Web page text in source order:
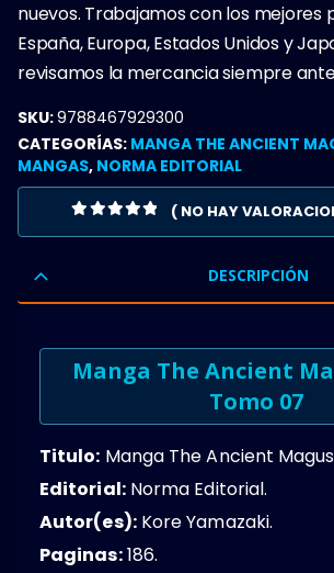
nuevos. Trabajamos con los mejores
España, Europa, Estados Unidos y
revisamos la mercancia siempre
SKU:9788467929300
CATEGORÍAS: MANGA THE ANCIENT
MANGAS, NORMA EDITORIAL
( NO HAY
DESCRIPCIÓN
Manga The Ancient
Tomo 07
Titulo: Manga The Ancient
Editorial:Norma Editorial.
Autor(es):Kore Yamazaki.
Paginas:186.